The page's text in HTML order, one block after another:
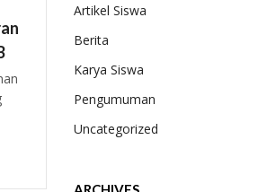
Artikel Siswa
Berita
Karya Siswa
Pengumuman
Uncategorized